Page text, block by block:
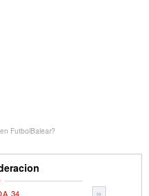
FutbolBalear?
»
34